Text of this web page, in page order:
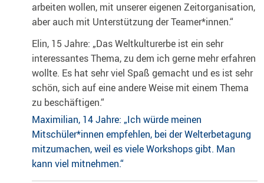
arbeiten wollen, mit unserer eigenen Zeitorganisation,
aber auch mit Unterstützung der Teamer*innen.“
Elin, 15 Jahre: „Das Weltkulturerbe ist ein sehr
interessantes Thema, zu dem ich gerne mehr erfahren
wollte. Es hat sehr viel Spaß gemacht und es ist sehr
schön, sich auf eine andere Weise mit einem Thema
zu beschäftigen.“
Maximilian, 14 Jahre: „Ich würde meinen
Mitschüler*innen empfehlen, bei der Welterbetagung
mitzumachen, weil es viele Workshops gibt. Man
kann viel mitnehmen.“